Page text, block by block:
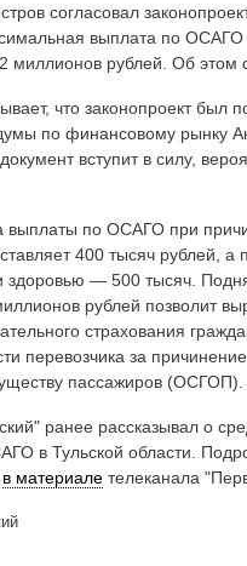
согласовал
выплата по ОСАГО
миллионов рублей. Об этом
что законопроект был
по финансовому рынку
вступит в силу,
выплаты по ОСАГО при
400 тысяч рублей, а
здоровью — 500 тысяч.
рублей позволит
страхования
перевозчика за
пассажиров (ОСГОП).
ранее рассказывал о
в Тульской области.
в материале телеканала